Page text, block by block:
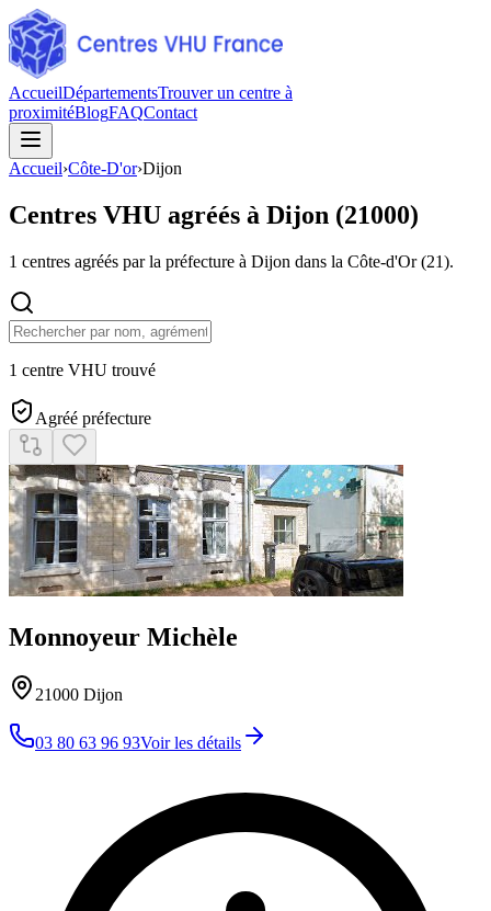
AccueilDépartementsTrouver un centre à
proximitéBlogFAQContact
Accueil›Côte-D'or›Dijon
Centres VHU agréés à Dijon (21000)
1 centres agréés par la préfecture à Dijon dans la Côte-d'Or (21).
1 centre VHU trouvé
Agréé préfecture
Monnoyeur Michèle
21000 Dijon
03 80 63 96 93Voir les détails